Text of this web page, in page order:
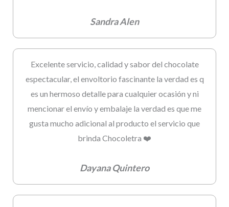
Sandra Alen
Excelente servicio, calidad y sabor del chocolate
espectacular, el envoltorio fascinante la verdad es q
es un hermoso detalle para cualquier ocasión y ni
mencionar el envío y embalaje la verdad es que me
gusta mucho adicional al producto el servicio que
brinda Chocoletra ❤️
Dayana Quintero